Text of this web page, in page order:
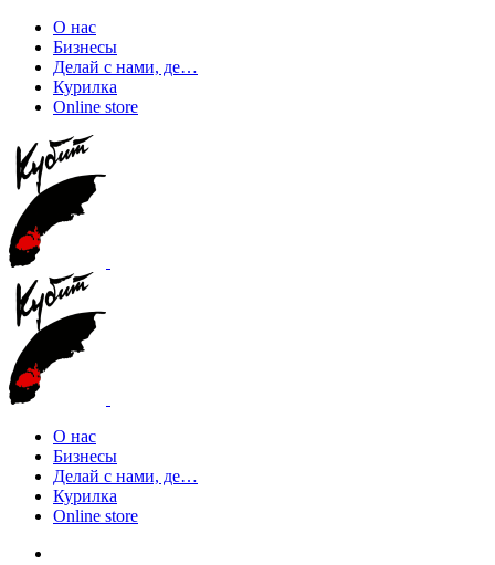
О нас
Бизнесы
Делай с нами, де…
Курилка
Online store
О нас
Бизнесы
Делай с нами, де…
Курилка
Online store